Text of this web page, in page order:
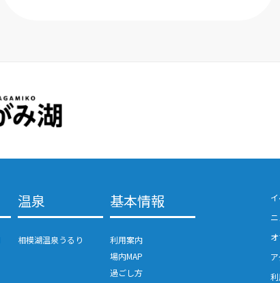
温泉
相模湖温泉うるり
基本情報
利用案内
場内MAP
過ごし方